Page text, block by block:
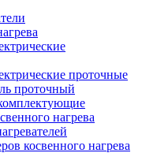
проточные
проточный
нагрева
косвенного нагрева